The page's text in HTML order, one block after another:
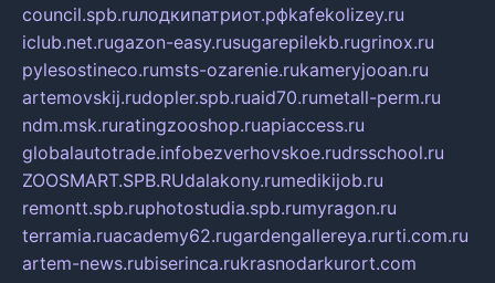
council.spb.ruлодкипатриот.рфkafekolizey.ru
iclub.net.rugazon-easy.rusugarepilekb.rugrinox.ru
pylesostineco.rumsts-ozarenie.rukameryjooan.ru
artemovskij.rudopler.spb.ruaid70.rumetall-perm.ru
ndm.msk.ruratingzooshop.ruapiaccess.ru
globalautotrade.infobezverhovskoe.rudrsschool.ru
ZOOSMART.SPB.RUdalakony.rumedikijob.ru
remontt.spb.ruphotostudia.spb.rumyragon.ru
terramia.ruacademy62.rugardengallereya.rurti.com.ru
artem-news.rubiserinca.rukrasnodarkurort.com